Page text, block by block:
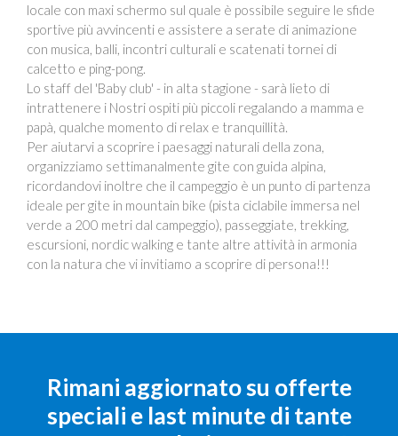
locale con maxi schermo sul quale è possibile seguire le sfide
sportive più avvincenti e assistere a serate di animazione
con musica, balli, incontri culturali e scatenati tornei di
calcetto e ping-pong.
Lo staff del 'Baby club' - in alta stagione - sarà lieto di
intrattenere i Nostri ospiti più piccoli regalando a mamma e
papà, qualche momento di relax e tranquillità.
Per aiutarvi a scoprire i paesaggi naturali della zona,
organizziamo settimanalmente gite con guida alpina,
ricordandovi inoltre che il campeggio è un punto di partenza
ideale per gite in mountain bike (pista ciclabile immersa nel
verde a 200 metri dal campeggio), passeggiate, trekking,
escursioni, nordic walking e tante altre attività in armonia
con la natura che vi invitiamo a scoprire di persona!!!
Rimani aggiornato su offerte
speciali e last minute di tante